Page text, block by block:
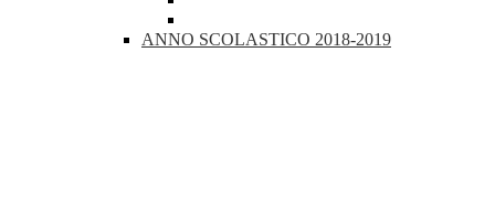
ANNO SCOLASTICO 2018-2019